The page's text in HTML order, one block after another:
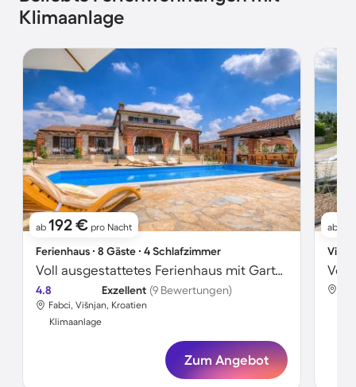
Klimaanlage
ab 192 € pro Nacht
Ferienhaus ∙ 8 Gäste ∙ 4 Schlafzimmer
Voll ausgestattetes Ferienhaus mit Garten, Grill und privatem Pool
4.8 Exzellent (9 Bewertungen)
Fabci, Višnjan, Kroatien
Klimaanlage
Zum Angebot
ab
Villa